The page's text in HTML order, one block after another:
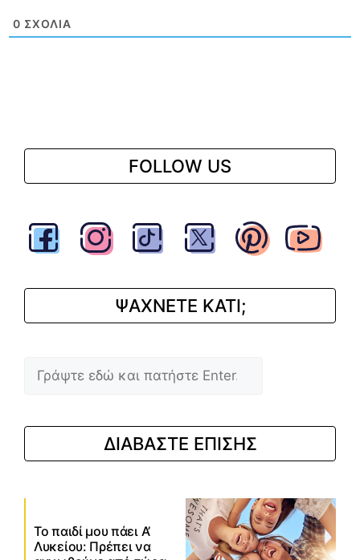
0 ΣΧΌΛΙΑ
FOLLOW US
ΨΑΧΝΕΤΕ ΚΑΤΙ;
ΔΙΑΒΑΣΤΕ ΕΠΙΣΗΣ
Το παιδί μου πάει Α’
Λυκείου: Πρέπει να